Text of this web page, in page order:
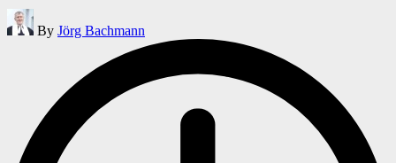
Posted
by
By Jörg Bachmann